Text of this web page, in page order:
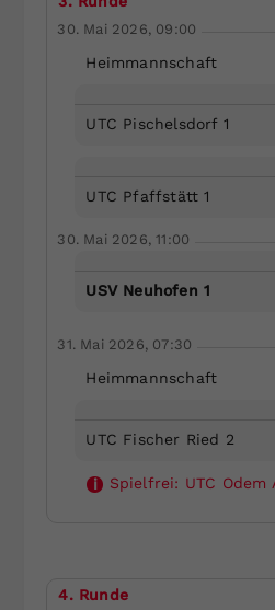
30. Mai 2026, 09:00
Heimmannschaft
UTC Pischelsdorf 1
UTC Pfaffstätt 1
30. Mai 2026, 11:00
USV Neuhofen 1
31. Mai 2026, 07:30
Heimmannschaft
UTC Fischer Ried 2
i Spielfrei: UTC
4. Runde